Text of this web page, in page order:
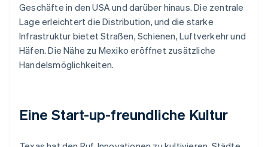
Geschäfte in den USA und darüber hinaus. Die zentrale
Lage erleichtert die Distribution, und die starke
Infrastruktur bietet Straßen, Schienen, Luftverkehr und
Häfen. Die Nähe zu Mexiko eröffnet zusätzliche
Handelsmöglichkeiten.
Eine Start-up-freundliche Kultur